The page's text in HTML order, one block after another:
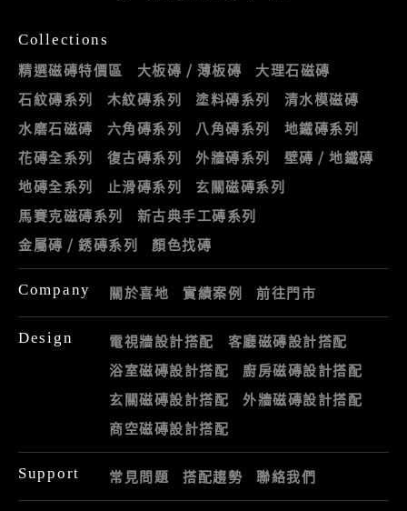
Collections
精選磁磚特價區 大板磚 / 薄板磚
大理石磁磚
石紋磚系列
木紋磚系列 塗料磚系列
清水模磁磚
水磨石磁磚
六角磚系列 八角磚系列
地鐵磚系列
花磚全系列
復古磚系列 外牆磚系列
壁磚 / 地鐵磚
地磚全系列
止滑磚系列
玄關磁磚系列
馬賽克磁磚系列
新古典手工磚系列
金屬磚 / 銹磚系列
顏色找磚
Company 關於喜地 實績案例 前往門市
Design 電視牆設計搭配
客廳磁磚設計搭配
浴室磁磚設計搭配
廚房磁磚設計搭配
玄關磁磚設計搭配
外牆磁磚設計搭配
商空磁磚設計搭配
Support 常見問題 搭配趨勢 聯絡我們